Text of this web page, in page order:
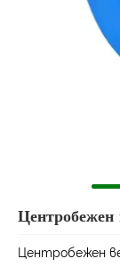
Центробежен
Центробежен